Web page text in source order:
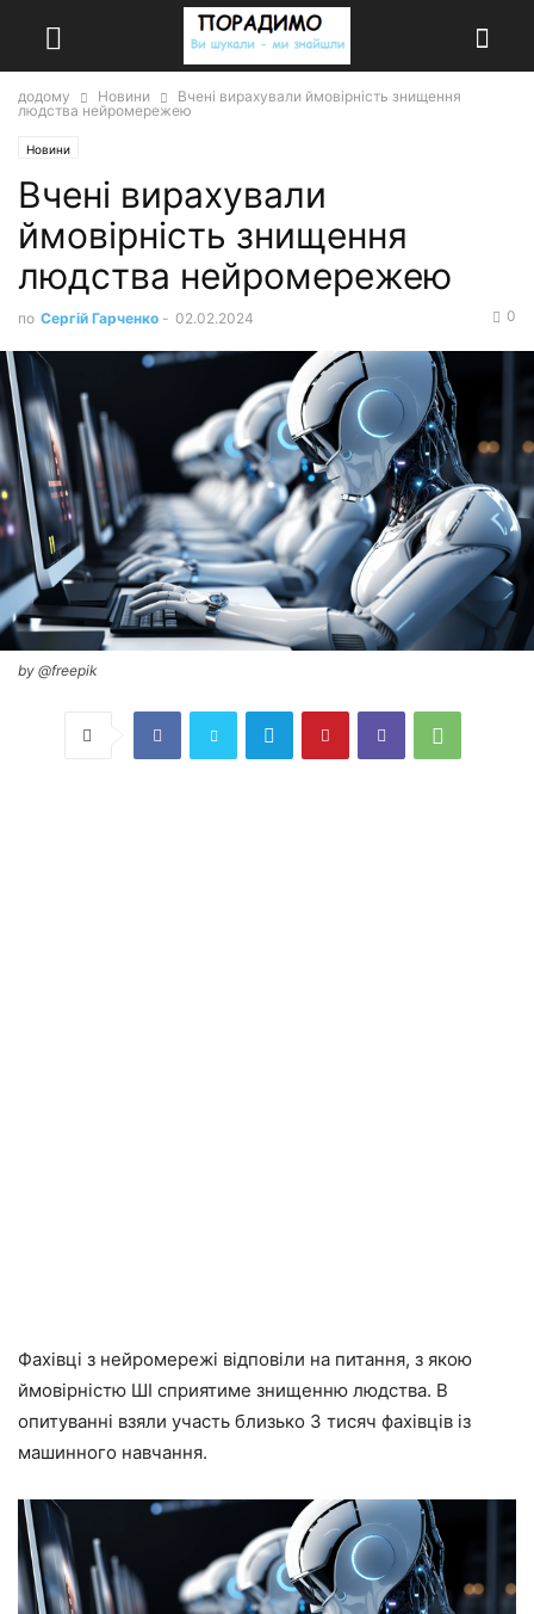
додому Новини
Вчені вирахували ймовірність знищення
людства нейромережею
Новини
Вчені вирахували
ймовірність знищення
людства нейромережею
по Сергій Гарченко - 02.02.2024 0
by @freepik
Фахівці з нейромережі відповіли на питання, з якою
ймовірністю ШІ сприятиме знищенню людства. В
опитуванні взяли участь близько 3 тисяч фахівців із
машинного навчання.